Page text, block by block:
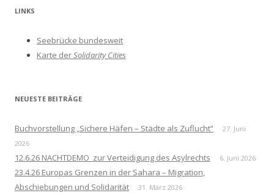
h
:
LINKS
Seebrücke bundesweit
Karte derSolidarity Cities
NEUESTE BEITRÄGE
Buchvorstellung „Sichere Häfen – Städte als Zuflucht“
27. Juni
2026
12.6.26 NACHTDEMO zur Verteidigung des Asylrechts 6. Juni 2026
23.4.26 Europas Grenzen in der Sahara – Migration,
Abschiebungen und Solidarität
31. März 2026